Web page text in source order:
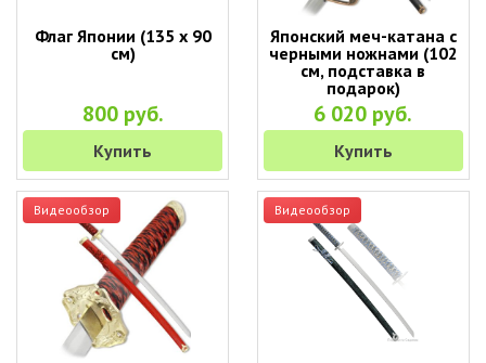
Флаг Японии (135 х 90
см)
800 руб.
Купить
Японский меч-катана с
черными ножнами (102
см, подставка в
подарок)
6 020 руб.
Купить
Видеообзор Видеообзор